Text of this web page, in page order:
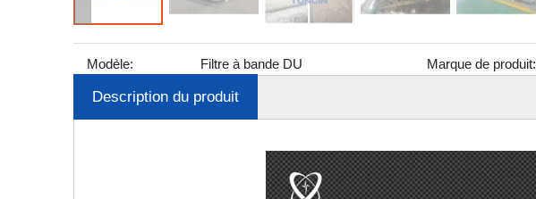
Modèle: Filtre à bande DU Marque de produit:
Description du produit